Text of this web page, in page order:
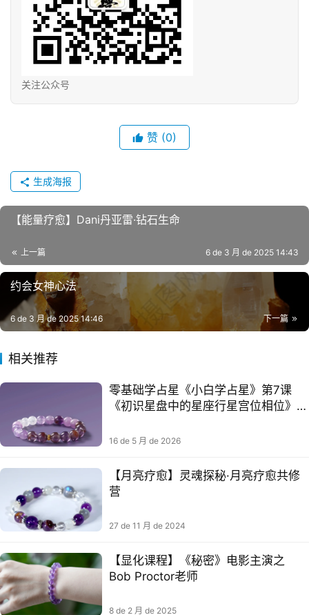
关注公众号
赞 (0)
生成海报
【能‮疗量‬愈】Dani丹亚雷·钻石生命
上一篇 6 de 3 月 de 2025 14:43
约会女神心法
下一篇
6 de 3 月 de 2025 14:46
相关推荐
零基础学占星《小白学占星》第7课
《初识星盘中的星座行星宫位相位》|
16 de 5 月 de 2026
【月亮疗愈】灵魂探秘·月亮‮愈疗‬共修
营
27 de 11 月 de 2024
【显化课程】《秘密》电影主演之
Bob Proctor老师
8 de 2 月 de 2025